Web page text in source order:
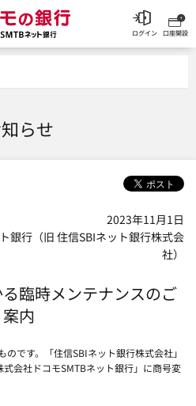
ドコモの銀行 ドコモ
口座開設
ログイン
らせ
2023年11月1日
銀行（旧 住信SBIネット銀行株式会
社）
臨時メンテナンスのご
案内
です。「住信SBIネット銀行株式会社」
会社ドコモSMTBネット銀行」に商号変